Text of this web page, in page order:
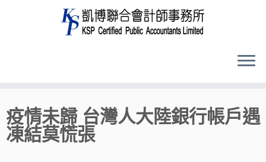
to
content
疫情未歸 台灣人大陸銀行帳戶遇
凍結莫慌張